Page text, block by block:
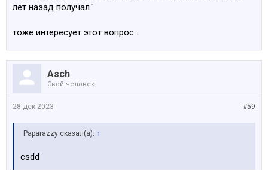
лет назад получал."
тоже интересует этот вопрос .
Asch
Свой человек
#59
28 дек 2023
Paparazzy сказал(а): ↑
csdd